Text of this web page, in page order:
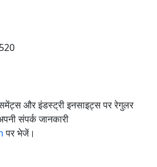
और इंडस्ट्री इनसाइट्स पर रेगुलर
संपर्क जानकारी
पर भेजें।